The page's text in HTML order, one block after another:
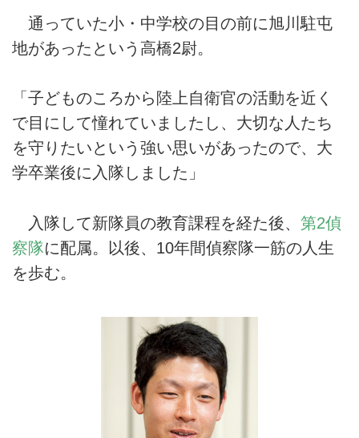
通っていた小・中学校の目の前に旭川駐屯
地があったという高橋2尉。
「子どものころから陸上自衛官の活動を近く
で目にして憧れていましたし、大切な人たち
を守りたいという強い思いがあったので、大
学卒業後に入隊しました」
入隊して新隊員の教育課程を経た後、 第2偵
察隊に配属。以後、10年間偵察隊一筋の人生
を歩む。